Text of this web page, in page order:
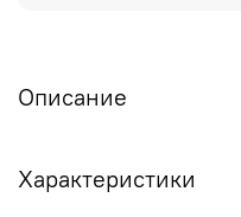
Описание
Характеристики